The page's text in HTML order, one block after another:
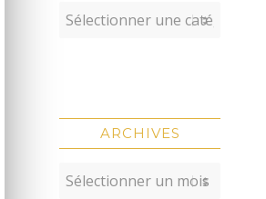
ARCHIVES